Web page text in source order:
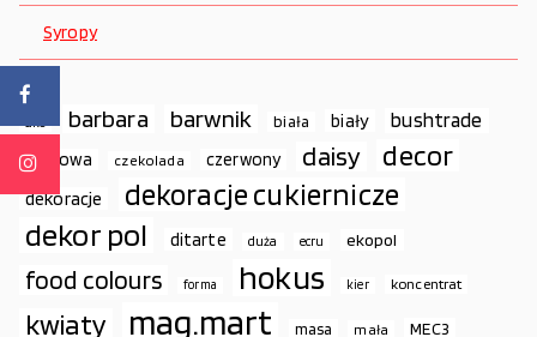
Syropy
ako barbara barwnik biała biały bushtrade
cukrowa czekolada czerwony daisy decor
dekoracje dekoracje cukiernicze
dekor pol ditarte duża ecru ekopol
food colours forma hokus kier koncentrat
kwiaty mag.mart masa mała MEC3